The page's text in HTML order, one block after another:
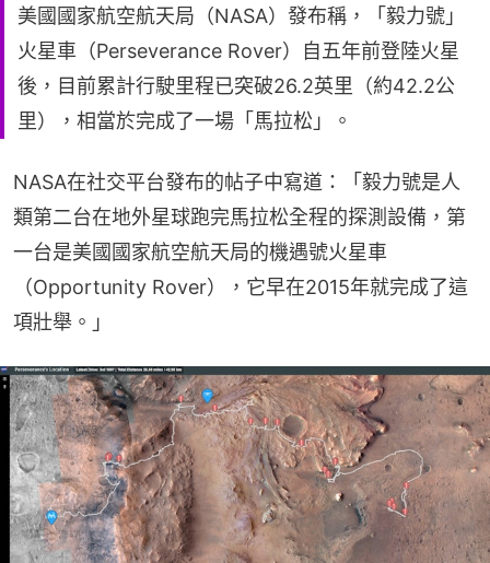
美國國家航空航天局（NASA）發布稱，「毅力號」
火星車（Perseverance Rover）自五年前登陸火星
後，目前累計行駛里程已突破26.2英里（約42.2公
里），相當於完成了一場「馬拉松」。
NASA在社交平台發布的帖子中寫道：「毅力號是人
類第二台在地外星球跑完馬拉松全程的探測設備，第
一台是美國國家航空航天局的機遇號火星車
（Opportunity Rover），它早在2015年就完成了這
項壯舉。」